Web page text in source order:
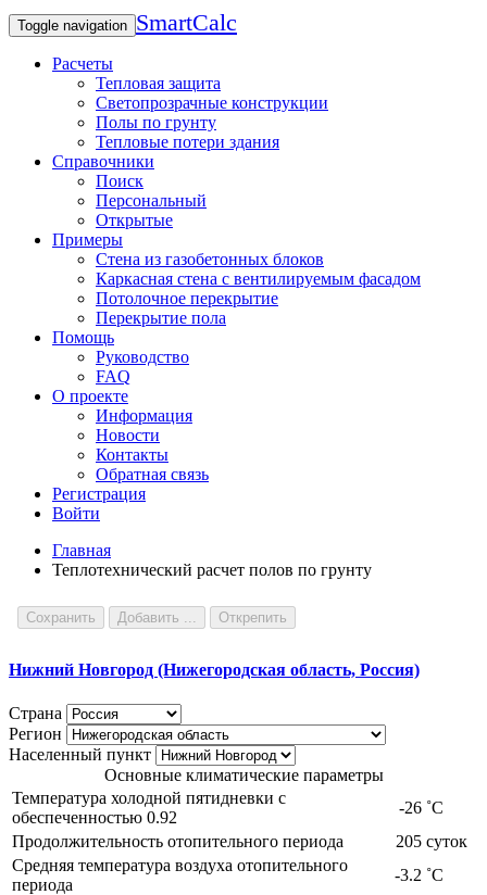
Toggle navigation SmartCalc
Расчеты
Тепловая защита
Светопрозрачные конструкции
Полы по грунту
Тепловые потери здания
Справочники
Поиск
Персональный
Открытые
Примеры
Стена из газобетонных блоков
Каркасная стена с вентилируемым фасадом
Потолочное перекрытие
Перекрытие пола
Помощь
Руководство
FAQ
О проекте
Информация
Новости
Контакты
Обратная связь
Регистрация
Войти
Главная
Теплотехнический расчет полов по грунту
Сохранить Добавить ... Открепить
Нижний Новгород (Нижегородская область, Россия)
Страна
Регион
Населенный пункт
Основные климатические параметры
Температура холодной пятидневки с
обеспеченностью 0.92
-26 ˚С
Продолжительность отопительного периода
205 суток
Средняя температура воздуха отопительного
периода
-3.2 ˚С